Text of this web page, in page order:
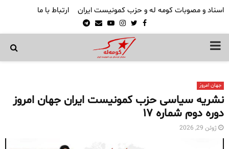
اسناد و مصوبات کومه له و حزب کمونیست ایران ارتباط با ما
Facebook
Twitter
Instagram
Youtube
Email
Telegram
PRIMARY
جهان امروز
نشریه سیاسی حزب کمونیست ایران جهان امروز
دوره دوم شماره ۱٧
ژوئن 29, 2026